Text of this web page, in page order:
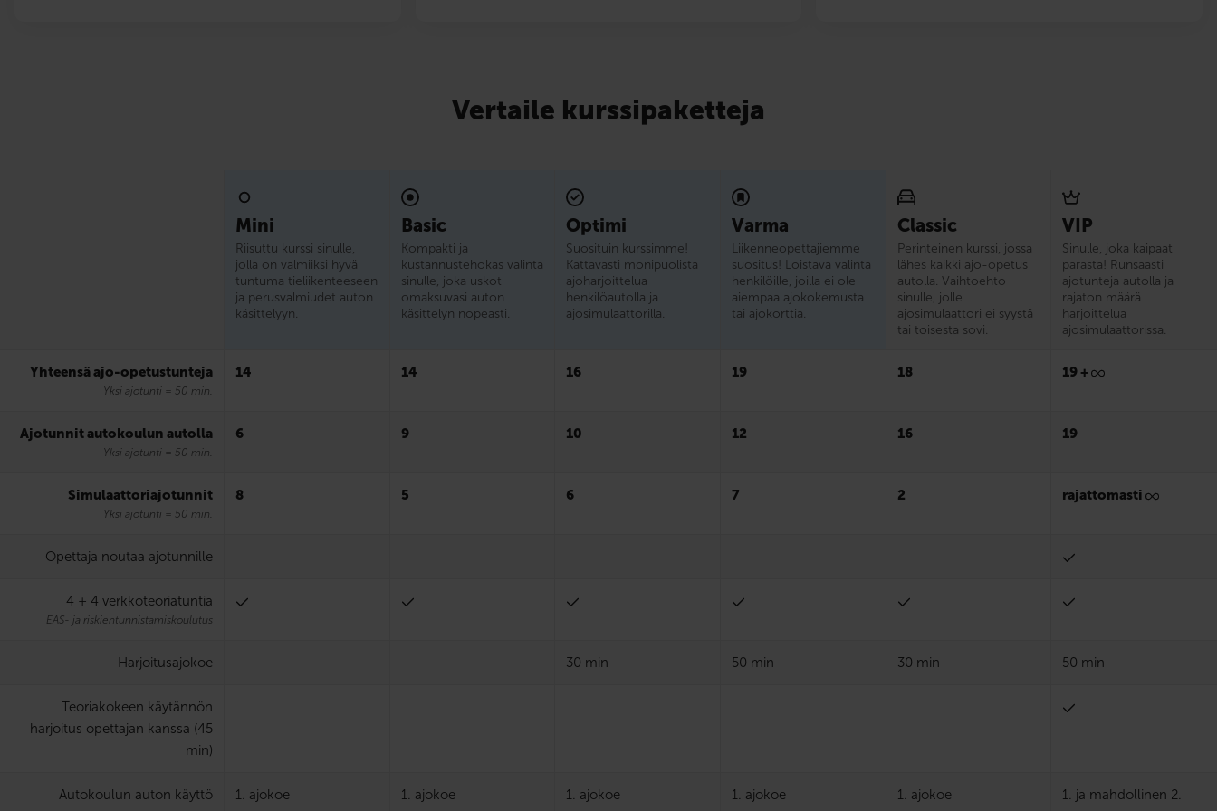
Vertaile kurssipaketteja
Mini
Riisuttu kurssi sinulle,
jolla on valmiiksi hyvä
tuntuma tieliikenteeseen
ja perusvalmiudet auton
käsittelyyn.
Basic
Kompakti ja
kustannustehokas valinta
sinulle, joka uskot
omaksuvasi auton
käsittelyn nopeasti.
Optimi
Suosituin kurssimme!
Kattavasti monipuolista
ajoharjoittelua
henkilöautolla ja
ajosimulaattorilla.
Varma
Liikenne­opettajiemme
suositus! Loistava valinta
henkilöille, joilla ei ole
aiempaa ajokokemusta
tai ajokorttia.
Classic
Perinteinen kurssi, jossa
lähes kaikki ajo-opetus
autolla. Vaihtoehto
sinulle, jolle
ajosimulaattori ei syystä
tai toisesta sovi.
VIP
Sinulle, joka kaipaat
parasta! Runsaasti
ajotunteja autolla ja
rajaton määrä
harjoittelua
ajosimulaattorissa.
Yhteensä ajo-opetustunteja
Yksi ajotunti = 50 min.
14 14 16 19 18 19 +
Ajotunnit autokoulun autolla
Yksi ajotunti = 50 min.
6 9 10 12 16 19
Simulaattori­ajotunnit
Yksi ajotunti = 50 min.
8 5 6 7 2 rajattomasti
Opettaja noutaa ajotunnille
4 + 4 verkkoteoriatuntia
EAS- ja riskien­tunnistamis­koulutus
Harjoitus­ajokoe 30 min 50 min 30 min 50 min
Teoriakokeen käytännön
harjoitus opettajan kanssa (45
min)
Autokoulun auton käyttö
1. ajokoe 1. ajokoe 1. ajokoe 1. ajokoe 1. ajokoe
1. ja mahdollinen 2.